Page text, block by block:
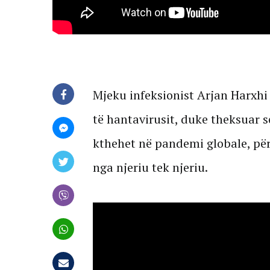
Mjeku infeksionist Arjan
të hantavirusit, duke theksuar
kthehet në pandemi globale,
nga njeriu tek njeriu.